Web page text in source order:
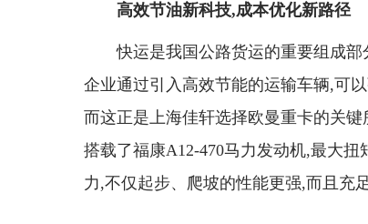
高效节油新科技,成本优化新路径
快运是我国公路货运的重要组成
企业通过引入高效节能的运输车辆,可
而这正是上海佳轩选择欧曼重卡的关
搭载了福康A12-470马力发动机,最大
力,不仅起步、爬坡的性能更强,而且充